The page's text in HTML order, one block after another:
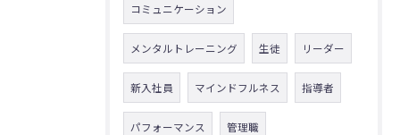
コミュニケーション
メンタルトレーニング 生徒 リーダー
新入社員 マインドフルネス 指導者
パフォーマンス 管理職